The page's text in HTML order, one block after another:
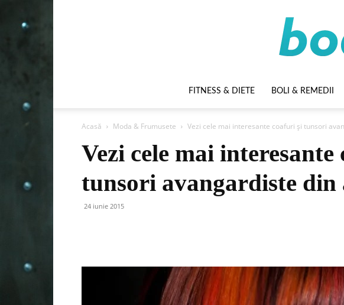
FITNESS & DIETE BOLI & REMEDII
Acasă Moda & Frumusete Vezi cele mai interesante coafuri și tunsori
Vezi cele mai
tunsori avangardiste din
24 iunie 2015